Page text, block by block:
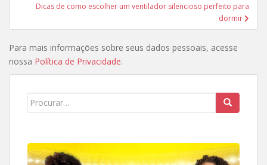
Dicas de como escolher um ventilador silencioso perfeito para
dormir
Para mais informações sobre seus dados pessoais, acesse
nossa Política de Privacidade.
Search